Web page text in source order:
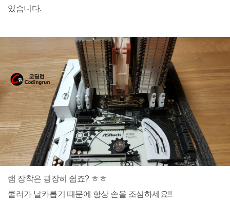
있습니다.
램 장착은 굉장히 쉽죠? ㅎㅎ
쿨러가 날카롭기 때문에 항상 손을 조심하세요!!